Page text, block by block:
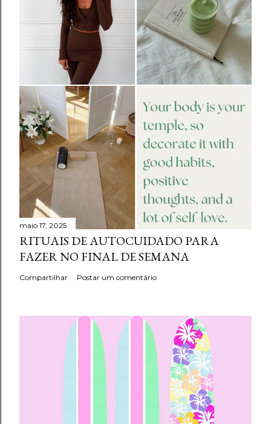
maio 17, 2025
RITUAIS DE AUTOCUIDADO PARA
FAZER NO FINAL DE SEMANA
Compartilhar Postar um comentário